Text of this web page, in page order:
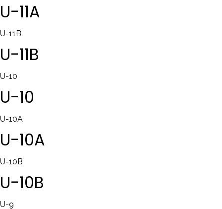
U-11A
U-11B
U-11B
U-10
U-10
U-10A
U-10A
U-10B
U-10B
U-9